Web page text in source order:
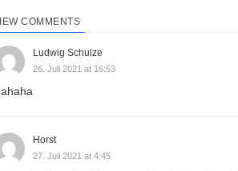
COMMENTS
Ludwig Schulze
26. Juli 2021 at 16:53
Horst
27. Juli 2021 at 4:45